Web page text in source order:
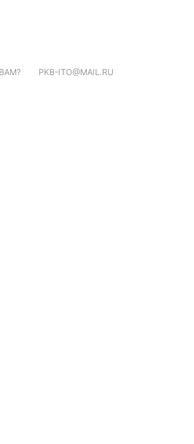
PKB-ITO@MAIL.RU